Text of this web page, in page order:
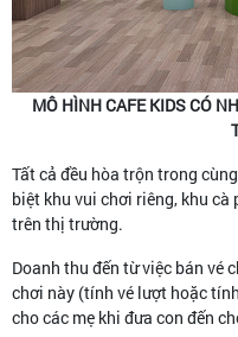
MÔ HÌNH CAFE KIDS CÓ
Tất cả đều hòa trộn trong
biệt khu vui chơi riêng, khu
trên thị trường.
Doanh thu đến từ việc bán vé
chơi này (tính vé lượt hoặc
cho các mẹ khi đưa con đến